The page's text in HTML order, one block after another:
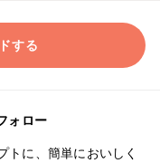
する
ォロー
トに、簡単においしく